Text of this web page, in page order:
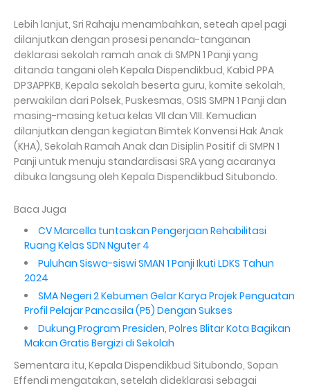
Lebih lanjut, Sri Rahaju menambahkan, seteah apel pagi
dilanjutkan dengan prosesi penanda-tanganan
deklarasi sekolah ramah anak di SMPN 1 Panji yang
ditanda tangani oleh Kepala Dispendikbud, Kabid PPA
DP3APPKB, Kepala sekolah beserta guru, komite sekolah,
perwakilan dari Polsek, Puskesmas, OSIS SMPN 1 Panji dan
masing-masing ketua kelas VII dan VIII. Kemudian
dilanjutkan dengan kegiatan Bimtek Konvensi Hak Anak
(KHA), Sekolah Ramah Anak dan Disiplin Positif di SMPN 1
Panji untuk menuju standardisasi SRA yang acaranya
dibuka langsung oleh Kepala Dispendikbud Situbondo.
Baca Juga
CV Marcella tuntaskan Pengerjaan Rehabilitasi
Ruang Kelas SDN Nguter 4
Puluhan Siswa-siswi SMAN 1 Panji Ikuti LDKS Tahun
2024
SMA Negeri 2 Kebumen Gelar Karya Projek Penguatan
Profil Pelajar Pancasila (P5) Dengan Sukses
Dukung Program Presiden, Polres Blitar Kota Bagikan
Makan Gratis Bergizi di Sekolah
Sementara itu, Kepala Dispendikbud Situbondo, Sopan
Effendi mengatakan, setelah dideklarasi sebagai